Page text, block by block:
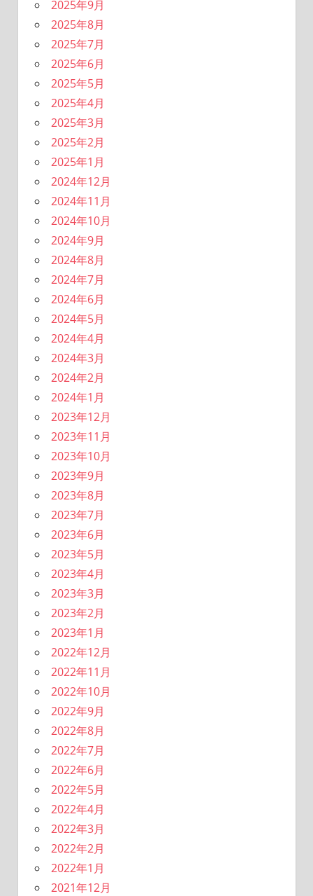
2025年9月
2025年8月
2025年7月
2025年6月
2025年5月
2025年4月
2025年3月
2025年2月
2025年1月
2024年12月
2024年11月
2024年10月
2024年9月
2024年8月
2024年7月
2024年6月
2024年5月
2024年4月
2024年3月
2024年2月
2024年1月
2023年12月
2023年11月
2023年10月
2023年9月
2023年8月
2023年7月
2023年6月
2023年5月
2023年4月
2023年3月
2023年2月
2023年1月
2022年12月
2022年11月
2022年10月
2022年9月
2022年8月
2022年7月
2022年6月
2022年5月
2022年4月
2022年3月
2022年2月
2022年1月
2021年12月